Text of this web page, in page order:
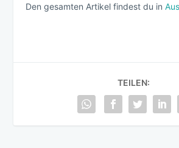
Den gesamten Artikel findest du in
TEILEN: